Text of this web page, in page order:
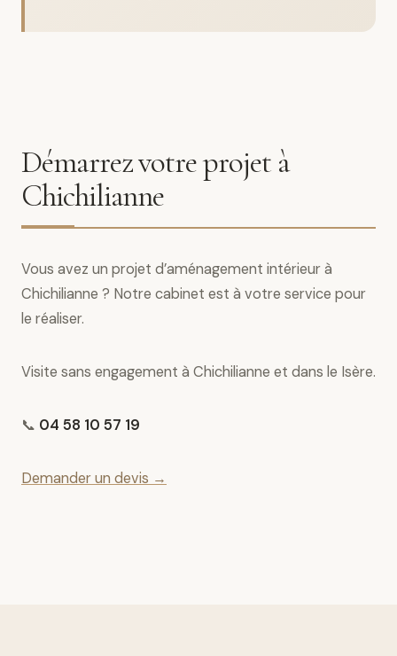
Démarrez votre projet à
Chichilianne
Vous avez un projet d’aménagement intérieur à
Chichilianne ? Notre cabinet est à votre service pour
le réaliser.
Visite sans engagement à Chichilianne et dans le Isère.
📞 04 58 10 57 19
Demander un devis →